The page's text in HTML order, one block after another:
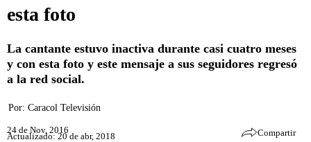
esta foto
La cantante estuvo inactiva durante casi cuatro meses
y con esta foto y este mensaje a sus seguidores regresó
a la red social.
Por: Caracol Televisión
24 de Nov, 2016
Actualizado: 20 de abr, 2018 Compartir